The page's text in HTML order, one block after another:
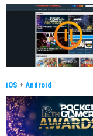
iOS + Android